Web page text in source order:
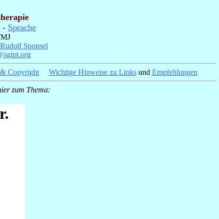
- Sprache
Rudolf Sponsel
Copyright_ Wichtige Hinweise zu Linksund Empfehlungen
zum Thema: